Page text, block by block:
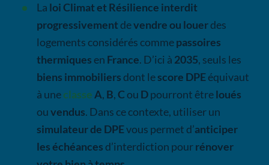
La loi Climat et Résilience interdit
progressivementdevendre ou louerdes
logements considérés commepassoires
thermiques en France. D’ici à 2035, seuls les
biens immobiliers dont lescore DPEéquivaut
à uneclasseA, B,Cou Dpourront êtreloués
ouvendus. Dans ce contexte, utiliser un
simulateur de DPEvous permet d’anticiper
les échéances d’interdiction pourrénover